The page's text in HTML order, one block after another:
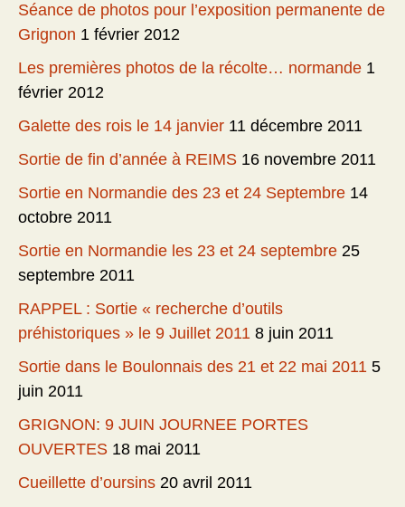
Séance de photos pour l’exposition permanente de
Grignon 1 février 2012
Les premières photos de la récolte… normande 1
février 2012
Galette des rois le 14 janvier 11 décembre 2011
Sortie de fin d’année à REIMS 16 novembre 2011
Sortie en Normandie des 23 et 24 Septembre 14
octobre 2011
Sortie en Normandie les 23 et 24 septembre 25
septembre 2011
RAPPEL : Sortie « recherche d’outils
préhistoriques » le 9 Juillet 2011 8 juin 2011
Sortie dans le Boulonnais des 21 et 22 mai 2011 5
juin 2011
GRIGNON: 9 JUIN JOURNEE PORTES
OUVERTES 18 mai 2011
Cueillette d’oursins 20 avril 2011